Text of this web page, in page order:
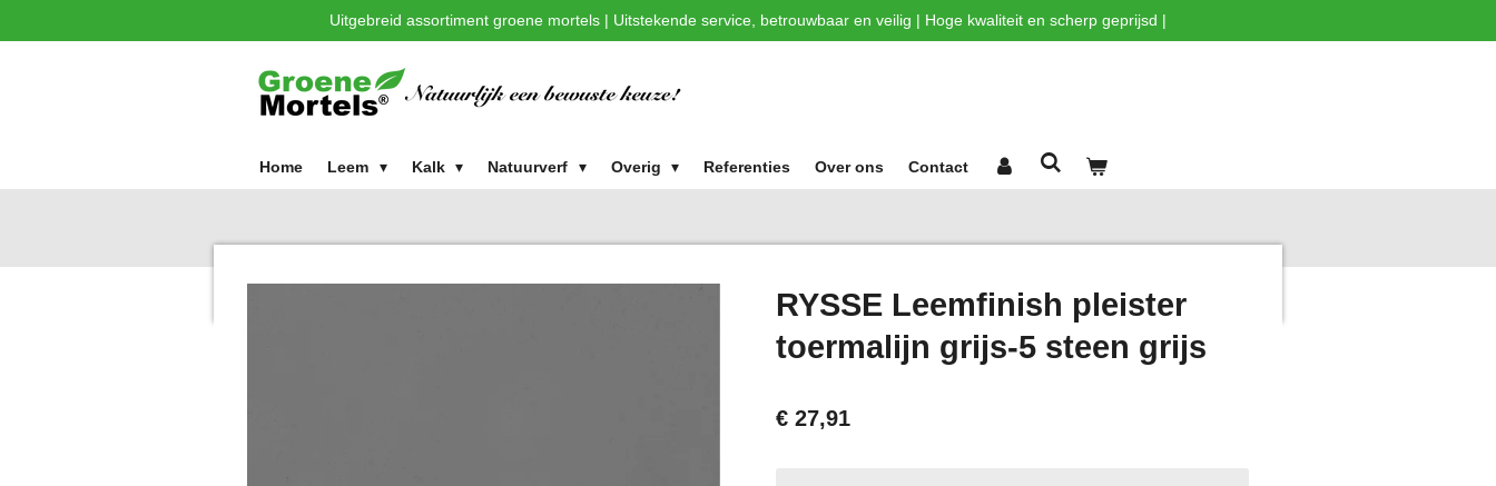
Uitgebreid assortiment groene mortels | Uitstekende service, betrouwbaar en veilig | Hoge kwaliteit en scherp geprijsd |
Home Leem Kalk Natuurverf Overig Referenties Over ons Contact
RYSSE Leemfinish pleister
toermalijn grijs-5 steen grijs
€ 27,91